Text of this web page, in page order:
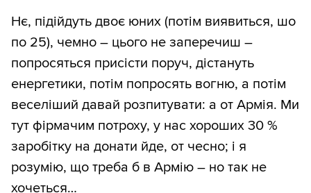
Нє, підійдуть двоє юних (потім виявиться, шо
по 25), чемно – цього не заперечиш –
попросяться присісти поруч, дістануть
енергетики, потім попросять вогню, а потім
веселіший давай розпитувати: а от Армія. Ми
тут фірмачим потроху, у нас хороших 30 %
заробітку на донати йде, от чесно; і я
розумію, що треба б в Армію – но так не
хочеться…